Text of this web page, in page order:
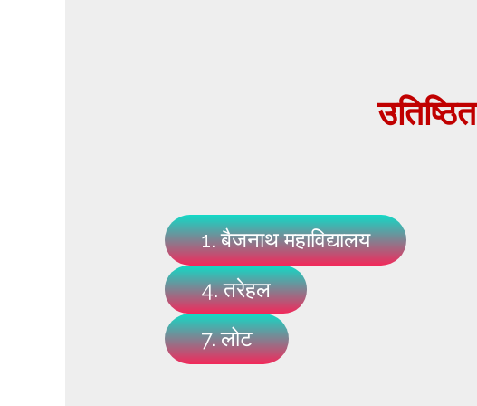
उतिष्ठित
1. बैजनाथ महाविद्यालय
4. तरेहल
7. लोट